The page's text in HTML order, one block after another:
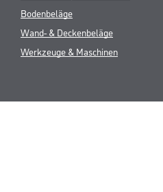
Trockenbau
Putze- und Spachtelmassen
Bodenbeläge